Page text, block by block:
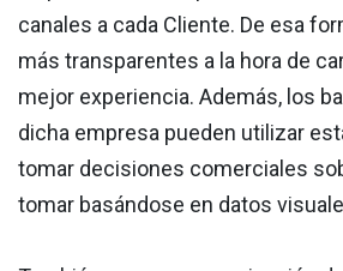
canales a cada Cliente. De esa
más transparentes a la hora de
mejor experiencia. Además, los
dicha empresa pueden utilizar
tomar decisiones comerciales
tomar basándose en datos